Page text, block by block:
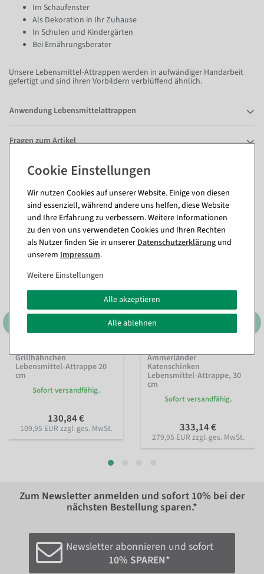
Im Schaufenster
Als Dekoration in Ihr Zuhause
In Schulen und Kindergärten
Bei Ernährungsberater
Unsere Lebensmittel-Attrappen werden in aufwändiger Handarbeit
gefertigt und sind ihren Vorbildern verblüffend ähnlich.
Anwendung Lebensmittelattrappen
Fragen zum Artikel
Passende Artikel zu diesem Produkt
(8)
Grillhähnchen
Lebensmittel-Attrappe 20
cm
Sofort versandfähig.
130,84 €
109,95 EUR zzgl. ges. MwSt.
Ammerländer
Katenschinken
Lebensmittel-Attrappe, 30
cm
Sofort versandfähig.
333,14 €
279,95 EUR zzgl. ges. MwSt.
Zum Newsletter anmelden und sofort 10% bei der
nächsten Bestellung sparen.*
Newsletter abonnieren und sofort
10% SPAREN*
Wir nutzen Cookies auf unserer Website. Einige von diesen
sind essenziell, während andere uns helfen, diese Website
und Ihre Erfahrung zu verbessern. Weitere Informationen
zu den von uns verwendeten Cookies und Ihren Rechten
als Nutzer finden Sie in unsererDaten­schutz­erklärung und
unserem Impressum.
Weitere Einstellungen
Alle akzeptieren
Alle ablehnen